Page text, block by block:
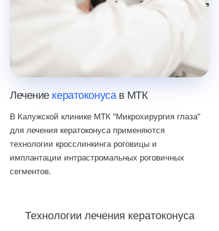
Лечение кератоконусав МТК
В Калужской клинике МТК "Микрохирургия глаза"
для лечения кератоконуса применяются
технологии кросслинкинга роговицы и
имплантации интрастромальных роговичных
сегментов.
Технологии лечения кератоконуса